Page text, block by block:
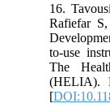
16.
Rafiefar
to-use
The
[